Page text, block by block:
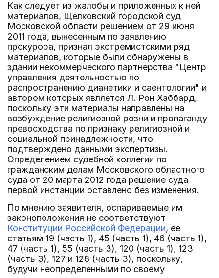
Как следует из жалобы и приложенных к ней
материалов, Щелковский городской суд
Московской области решением от 29 июня
2011 года, вынесенным по заявлению
прокурора, признал экстремистскими ряд
материалов, которые были обнаружены в
здании некоммерческого партнерства "Центр
управления деятельностью по
распространению дианетики и саентологии" и
автором которых является Л. Рон Хаббард,
поскольку эти материалы направлены на
возбуждение религиозной розни и пропаганду
превосходства по признаку религиозной и
социальной принадлежности, что
подтверждено данными экспертизы.
Определением судебной коллегии по
гражданским делам Московского областного
суда от 20 марта 2012 года решение суда
первой инстанции оставлено без изменения.
По мнению заявителя, оспариваемые им
законоположения не соответствуют
Конституции Российской Федерации, ее
статьям 19 (часть 1), 45 (часть 1), 46 (часть 1),
47 (часть 1), 55 (часть 3), 120 (часть 1), 123
(часть 3), 127 и 128 (часть 3), поскольку,
будучи неопределенными по своему